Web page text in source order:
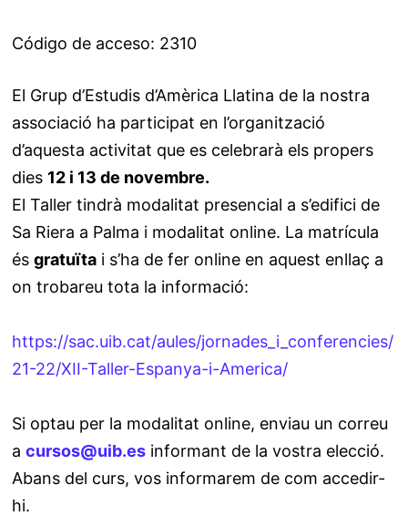
Código de acceso: 2310
El Grup d’Estudis d’Amèrica Llatina de la nostra
associació ha participat en l’organització
d’aquesta activitat que es celebrarà els propers
dies 12 i 13 de novembre.
El Taller tindrà modalitat presencial a s’edifici de
Sa Riera a Palma i modalitat online. La matrícula
ésgratuïta i s’ha de fer online en aquest enllaç a
on trobareu tota la informació:
https://sac.uib.cat/aules/jornades_i_conferencies/
21-22/XII-Taller-Espanya-i-America/
Si optau per la modalitat online, enviau un correu
acursos@uib.es informant de la vostra elecció.
Abans del curs, vos informarem de com accedir-
hi.